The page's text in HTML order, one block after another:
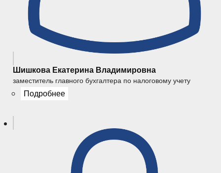
Шишкова Екатерина Владимировна
заместитель главного бухгалтера по налоговому учету
Подробнее